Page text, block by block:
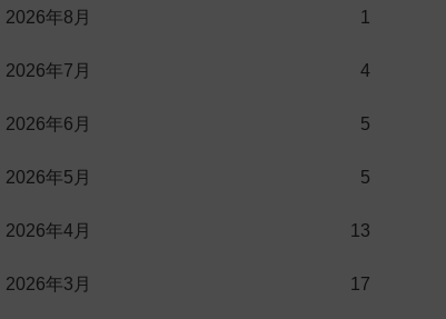
2026年8月 1
2026年7月 4
2026年6月 5
2026年5月 5
2026年4月 13
2026年3月 17